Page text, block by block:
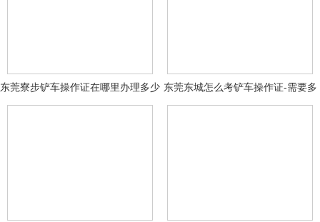
东莞寮步铲车操作证在哪里办理多少
钱
东莞东城怎么考铲车操作证-需要多
少钱?